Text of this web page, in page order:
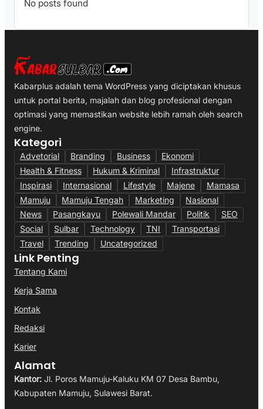
No posts found
Kabarplus adalah tema WordPress yang diciptakan khusus
untuk portal berita, majalah dan blog profesional dengan
optimasi yang memastikan website lebih ramah oleh search
engine.
Kategori
Advetorial Branding Business
Ekonomi
Health & Fitness
Hukum & Kriminal
Infrastruktur
Inspirasi
Internasional Lifestyle Majene
Mamasa
Mamuju
Mamuju Tengah Marketing
Nasional
News
Pasangkayu Polewali Mandar Politik
SEO
Social
Sulbar Technology TNI
Transportasi
Travel
Trending Uncategorized
Link Penting
Tentang Kami
Kerja Sama
Kontak
Redaksi
Karier
Alamat
Kantor: Jl. Poros Mamuju-Kaluku KM 07 Desa Bambu,
Kabupaten Mamuju, Sulawesi Barat.